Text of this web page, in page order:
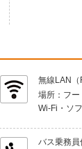
無線LAN（
場所： フ
Wi-Fi・ソ
バス乗務員